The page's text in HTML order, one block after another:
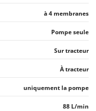
thermiques
à 4 membranes
Pompe seule
Sur tracteur
À tracteur
uniquement la pompe
88 L/min